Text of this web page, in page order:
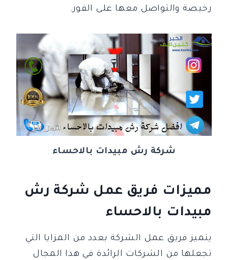
رخيصة والتواصل معها على الفور.
شركة رش مبيدات بالاحساء
مميزات فريق عمل شركة رش
مبيدات بالاحساء
يتميز فريق عمل الشركة بعدد من المزايا التي
تجعلها من الشركات الرائدة في هذا المجال